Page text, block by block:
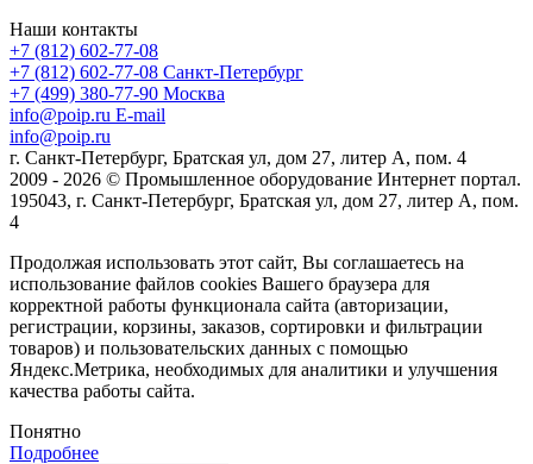
Наши контакты
+7 (812) 602-77-08
+7 (812) 602-77-08 Санкт-Петербург
+7 (499) 380-77-90 Москва
info@poip.ru E-mail
info@poip.ru
г. Санкт-Петербург, Братская ул, дом 27, литер А, пом. 4
2009 - 2026 © Промышленное оборудование Интернет портал.
195043, г. Санкт-Петербург, Братская ул, дом 27, литер А, пом.
4
Продолжая использовать этот сайт, Вы соглашаетесь на
использование файлов cookies Вашего браузера для
корректной работы функционала сайта (авторизации,
регистрации, корзины, заказов, сортировки и фильтрации
товаров) и пользовательских данных с помощью
Яндекс.Метрика, необходимых для аналитики и улучшения
качества работы сайта.
Понятно
Подробнее